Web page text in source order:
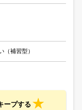
（補習型）
ープする